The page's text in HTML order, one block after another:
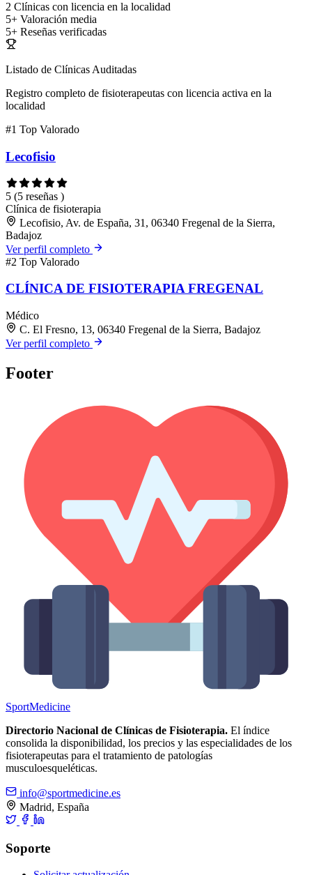
2 Clínicas con licencia en la localidad
5+ Valoración media
5+ Reseñas verificadas
Listado de Clínicas Auditadas
Registro completo de fisioterapeutas con licencia activa en la
localidad
#1 Top Valorado
Lecofisio
5 (5 reseñas )
Clínica de fisioterapia
Lecofisio, Av. de España, 31, 06340 Fregenal de la Sierra,
Badajoz
Ver perfil completo
#2 Top Valorado
CLÍNICA DE FISIOTERAPIA FREGENAL
Médico
C. El Fresno, 13, 06340 Fregenal de la Sierra, Badajoz
Ver perfil completo
Footer
SportMedicine
Directorio Nacional de Clínicas de Fisioterapia. El índice
consolida la disponibilidad, los precios y las especialidades de los
fisioterapeutas para el tratamiento de patologías
musculoesqueléticas.
info@sportmedicine.es
Madrid, España
Soporte